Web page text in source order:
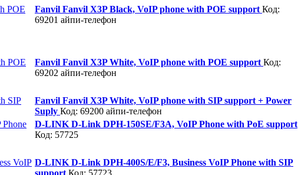
Fanvil Fanvil X3P Black, VoIP phone with POE support Код:
69201 айпи-телефон
Fanvil Fanvil X3P White, VoIP phone with POE support Код:
69202 айпи-телефон
Fanvil Fanvil X3P White, VoIP phone with SIP support + Power
Suply Код: 69200 айпи-телефон
D-LINK D-Link DPH-150SE/F3A, VoIP Phone with PoE support
Код: 57725
D-LINK D-Link DPH-400S/E/F3, Business VoIP Phone with SIP
support Код: 57723